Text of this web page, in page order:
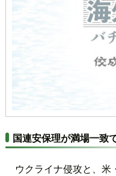
国連安保理が満場一致
ウクライナ侵攻と、米